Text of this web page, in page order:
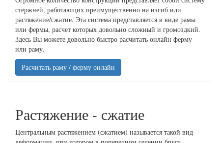
стержней, работающих преимущественно на изгиб или
растяжение/сжатие. Эта система представляется в виде рамы
или фермы, расчет которых довольно сложный и громоздкий.
Здесь Вы можете довольно быстро расчитать онлайн ферму
или раму.
Расчитать раму / ферму онлайн
Растяжение - сжатие
Центральным растяжением (сжатием) называется такой вид